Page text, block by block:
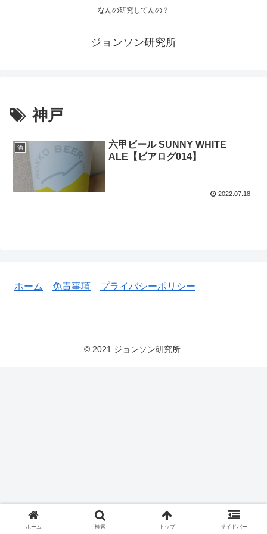
なんの研究してんの？
ジョンソン研究所
神戸
酒
六甲ビール SUNNY WHITE
ALE【ビアログ014】
2022.07.18
ホーム 免責事項 プライバシーポリシー
© 2021 ジョンソン研究所.
ホーム 検索 トップ サイドバー